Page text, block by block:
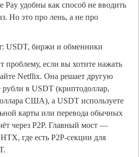
Pay удобны как способ не вводить
Но это про лень, а не про
USDT, биржи и обменники
проблему, если вы хотите нажать
Netflix. Она решает другую
рубли в USDT (криптодоллар,
США), а USDT используете
карты или перевода обычных
через P2P. Главный мост —
где есть P2P-секции для